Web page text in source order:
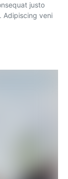
justo
Adipiscing veni